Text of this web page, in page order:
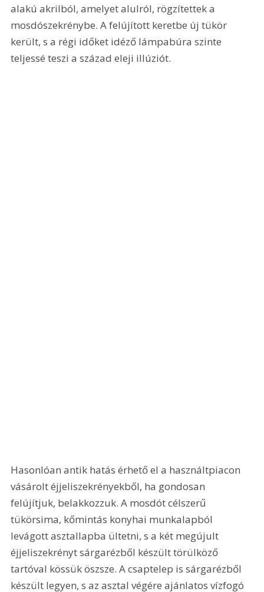
alakú akrilból, amelyet alulról, rögzítettek a
mosdószekrénybe. A felújított keretbe új tükör
került, s a régi időket idéző lámpabúra szinte
teljessé teszi a század eleji illúziót.
Hasonlóan antik hatás érhető el a használtpiacon
vásárolt éjjeliszekrényekből, ha gondosan
felújítjuk, belakkozzuk. A mosdót célszerű
tükörsima, kőmintás konyhai munkalapból
levágott asztallapba ültetni, s a két megújult
éjjeliszekrényt sárgarézből készült törülköző
tartóval kössük öszsze. A csaptelep is sárgarézből
készült legyen, s az asztal végére ajánlatos vízfogó